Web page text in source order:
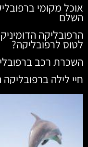
אוכל מקומי
השלם
הרפובליקה
לטוס לרפובליקה?
השכרת רכב
חיי לילה ברפובליקה